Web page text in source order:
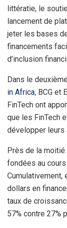
littératie, le
lancement de
jeter les bases
financements
d’inclusion
Dans le
in Africa, BCG et
FinTech ont
que les FinTech
développer leurs
Près de la
fondées au
Cumulativement,
dollars en
taux de
57% contre 27%